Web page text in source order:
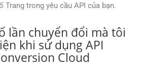
Trang trong yêu cầu API của bạn.
lần chuyển đổi mà tôi
khi sử dụng API
Cloud